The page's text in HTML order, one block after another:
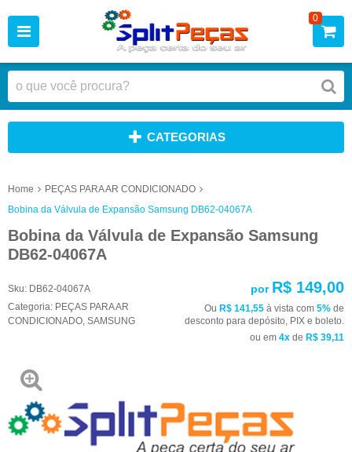
0
CATEGORIAS
Home
PEÇAS PARA AR CONDICIONADO
Bobina da Válvula de Expansão Samsung DB62-04067A
Bobina da Válvula de Expansão Samsung
DB62-04067A
Sku: DB62-04067A
Categoria: PEÇAS PARA AR
CONDICIONADO SAMSUNG
por R$ 149,00
Ou R$ 141,55 à vista com 5% de
desconto para depósito, PIX e boleto.
ou em 4x de R$ 39,11